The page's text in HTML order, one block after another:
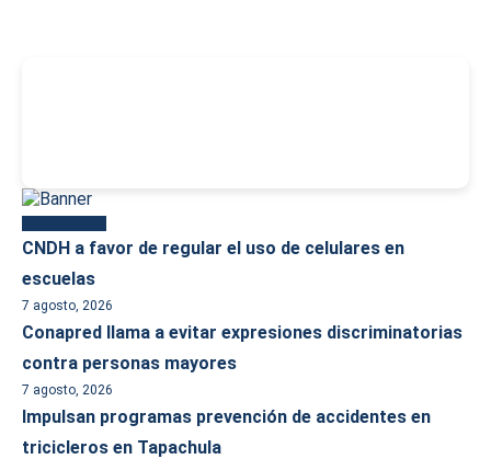
CNDH a favor de regular el uso de celulares en
escuelas
7 agosto, 2026
Conapred llama a evitar expresiones discriminatorias
contra personas mayores
7 agosto, 2026
Impulsan programas prevención de accidentes en
tricicleros en Tapachula